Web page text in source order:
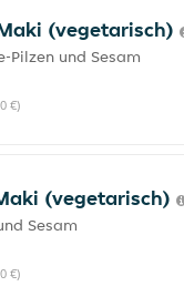
(vegetarisch)
Pilzen und Sesam
€)
(vegetarisch)
Sesam
€)